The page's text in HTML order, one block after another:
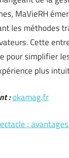
MaVieRH
les méthodes
Cette
pour simplifier
plus
:okamag.fr
: